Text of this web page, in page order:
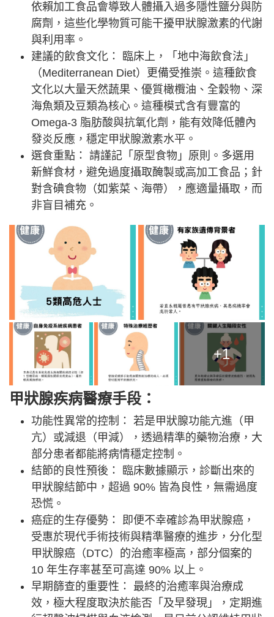
依賴加工食品會導致人體攝入過多隱性鹽分與防
腐劑，這些化學物質可能干擾甲狀腺激素的代謝
與利用率。
建議的飲食文化： 臨床上，「地中海飲食法」
（Mediterranean Diet）更備受推崇。這種飲食
文化以大量天然蔬果、優質橄欖油、全穀物、深
海魚類及豆類為核心。這種模式含有豐富的
Omega-3 脂肪酸與抗氧化劑，能有效降低體內
發炎反應，穩定甲狀腺激素水平。
選食重點： 請謹記「原型食物」原則。多選用
新鮮食材，避免過度攝取醃製或高加工食品；針
對含碘食物（如紫菜、海帶），應適量攝取，而
非盲目補充。
+1
甲狀腺疾病醫療手段：
功能性異常的控制： 若是甲狀腺功能亢進（甲
亢）或減退（甲減），透過精準的藥物治療，大
部分患者都能將病情穩定控制。
結節的良性預後： 臨床數據顯示，診斷出來的
甲狀腺結節中，超過 90% 皆為良性，無需過度
恐慌。
癌症的生存優勢： 即便不幸確診為甲狀腺癌，
受惠於現代手術技術與精準醫療的進步，分化型
甲狀腺癌（DTC）的治癒率極高，部分個案的
10 年生存率甚至可高達 90% 以上。
早期篩查的重要性： 最終的治癒率與治療成
效，極大程度取決於能否「及早發現」，定期進